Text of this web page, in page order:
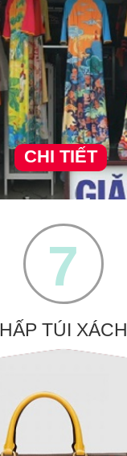
CHI TIẾT
7
HẤP TÚI XÁCH